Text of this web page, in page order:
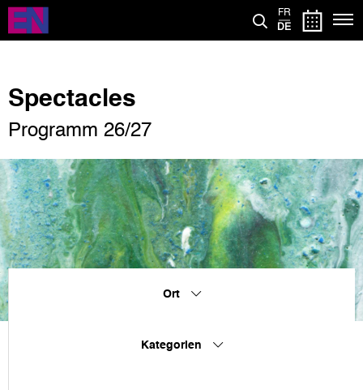
Direkt
zum
Inhalt
FR
DE
Spectacles
Programm 26/27
Ort
Kategorien